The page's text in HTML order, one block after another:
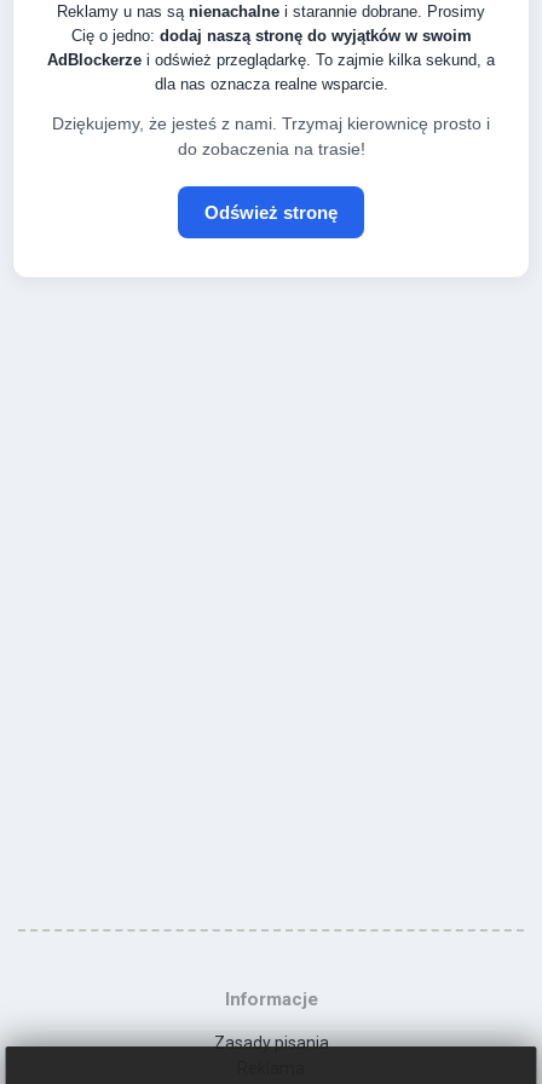
Reklamy u nas są nienachalne i starannie dobrane. Prosimy
Cię o jedno: dodaj naszą stronę do wyjątków w swoim
AdBlockerze i odśwież przeglądarkę. To zajmie kilka sekund, a
dla nas oznacza realne wsparcie.
Dziękujemy, że jesteś z nami. Trzymaj kierownicę prosto i
do zobaczenia na trasie!
Odśwież stronę
Informacje
Zasady pisania